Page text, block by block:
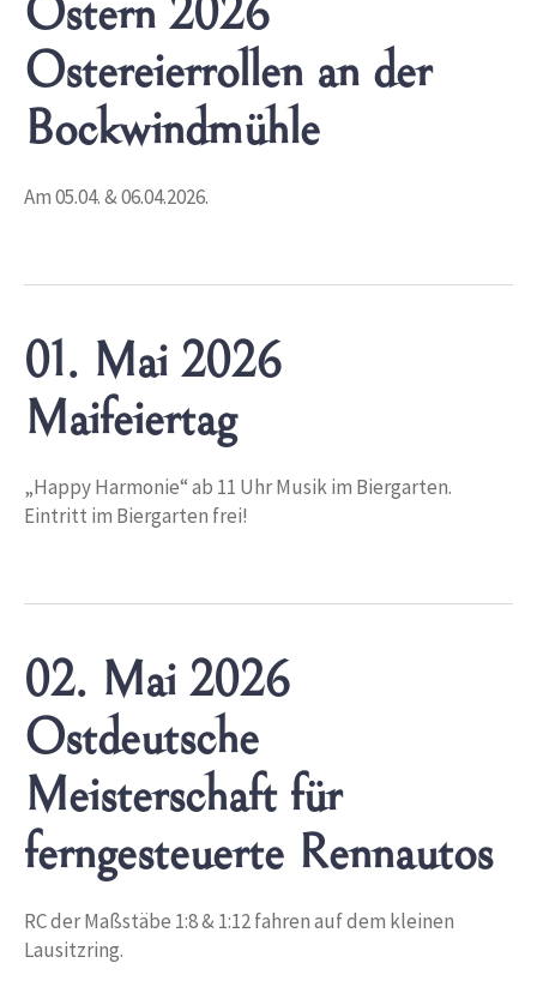
Ostern 2026
Ostereierrollen an der
Bockwindmühle
Am 05.04. & 06.04.2026.
01. Mai 2026
Maifeiertag
„Happy Harmonie“ ab 11 Uhr Musik im Biergarten.
Eintritt im Biergarten frei!
02. Mai 2026
Ostdeutsche
Meisterschaft für
ferngesteuerte Rennautos
RC der Maßstäbe 1:8 & 1:12 fahren auf dem kleinen
Lausitzring.